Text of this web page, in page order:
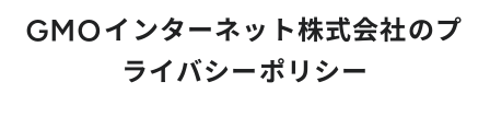
GMOインターネット株式会社のプ
ライバシーポリシー